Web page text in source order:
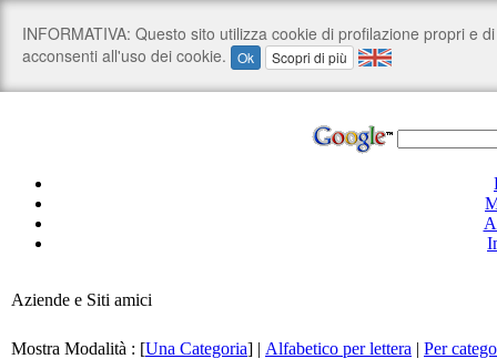
Aziende e Siti amici
Mostra Modalità : [Una Categoria] | Alfabetico per lettera | Per